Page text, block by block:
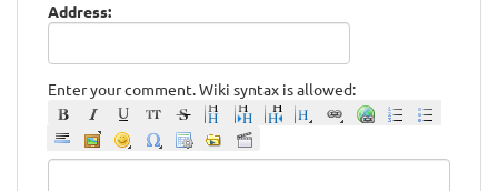
Address:
Enter your comment. Wiki syntax is allowed: